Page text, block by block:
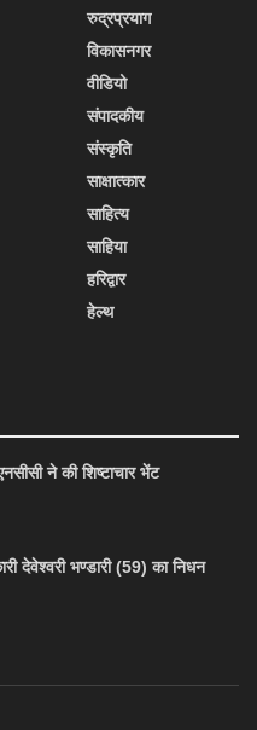
रुद्रप्रयाग
विकासनगर
वीडियो
संपादकीय
संस्कृति
साक्षात्कार
साहित्य
साहिया
हरिद्वार
हेल्थ
ने की शिष्टाचार भेंट
देवेश्वरी भण्डारी (59) का निधन